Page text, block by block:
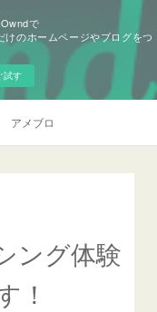
で
けのホームページやブログをつ
試す
アメブロ
ング体験
！